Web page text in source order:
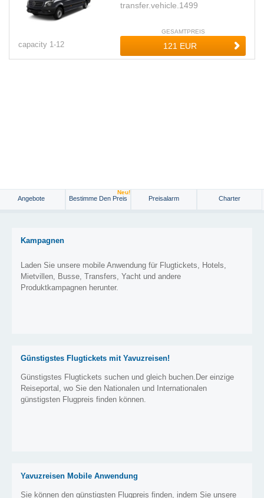
transfer.vehicle.1499
capacity 1-12
GESAMTPREIS
Angebote Bestimme Den Preis
Neu!
Preisalarm Charter
Kampagnen
Laden Sie unsere mobile Anwendung für Flugtickets, Hotels,
Mietvillen, Busse, Transfers, Yacht und andere
Produktkampagnen herunter.
Günstigstes Flugtickets mit Yavuzreisen!
Günstigstes Flugtickets suchen und gleich buchen.Der einzige
Reiseportal, wo Sie den Nationalen und Internationalen
günstigsten Flugpreis finden können.
Yavuzreisen Mobile Anwendung
Sie können den günstigsten Flugpreis finden, indem Sie unsere